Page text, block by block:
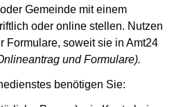
Gemeinde mit einem
oder online stellen. Nutzen
Formulare, soweit sie in Amt24
und Formulare).
benötigen Sie: